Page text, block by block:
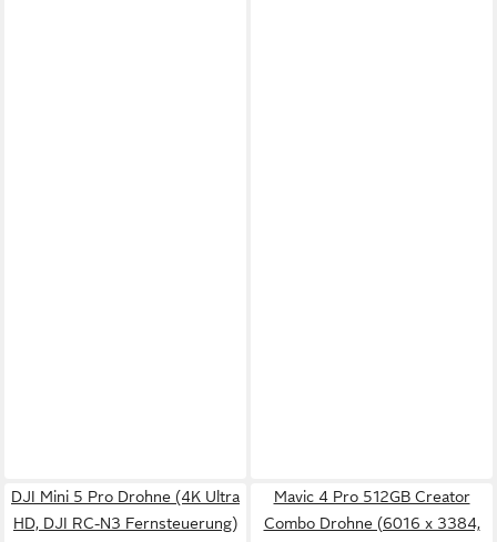
DJI Mini 5 Pro Drohne (4K Ultra
HD, DJI RC-N3 Fernsteuerung)
Mavic 4 Pro 512GB Creator
Combo Drohne (6016 x 3384,